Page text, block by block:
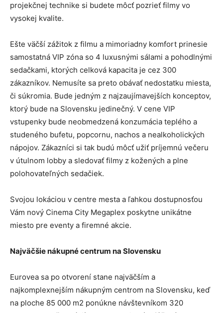
projekčnej technike si budete môcť pozrieť filmy vo
vysokej kvalite.
Ešte väčší zážitok z filmu a mimoriadny komfort prinesie
samostatná VIP zóna so 4 luxusnými sálami a pohodlnými
sedačkami, ktorých celková kapacita je cez 300
zákazníkov. Nemusíte sa preto obávať nedostatku miesta,
či súkromia. Bude jedným z najzaujímavejších konceptov,
ktorý bude na Slovensku jedinečný. V cene VIP
vstupenky bude neobmedzená konzumácia teplého a
studeného bufetu, popcornu, nachos a nealkoholických
nápojov. Zákazníci si tak budú môcť užiť príjemnú večeru
v útulnom lobby a sledovať filmy z kožených a plne
polohovateľných sedačiek.
Svojou lokáciou v centre mesta a ľahkou dostupnosťou
Vám nový Cinema City Megaplex poskytne unikátne
miesto pre eventy a firemné akcie.
Najväčšie nákupné centrum na Slovensku
Eurovea sa po otvorení stane najväčším a
najkomplexnejším nákupným centrom na Slovensku, keď
na ploche 85 000 m2 ponúkne návštevníkom 320